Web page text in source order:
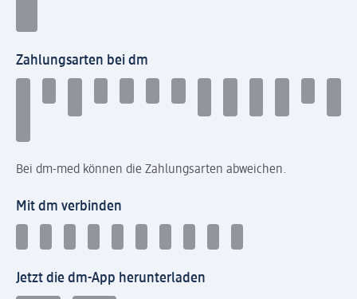
Zahlungsarten bei dm
Bei dm-med können die Zahlungsarten abweichen.
Mit dm verbinden
Jetzt die dm-App herunterladen